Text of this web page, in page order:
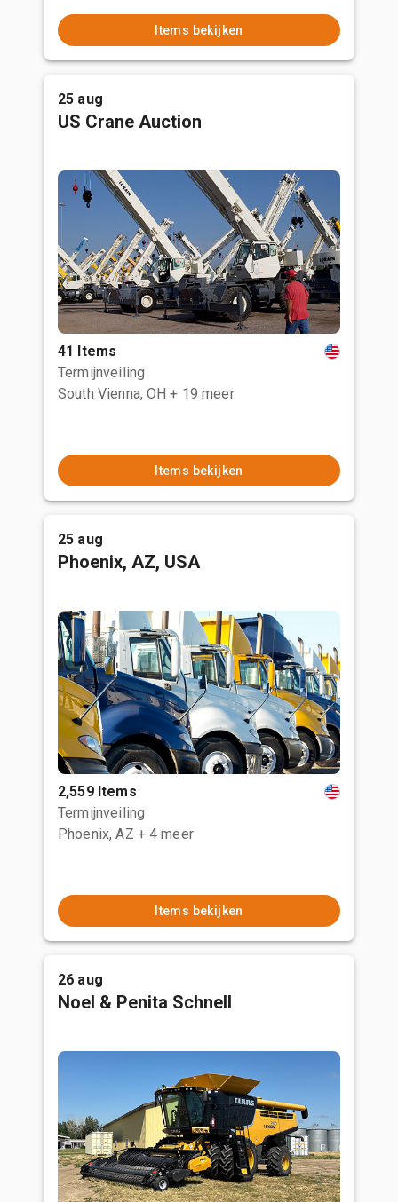
Items bekijken
25 aug
US Crane Auction
41 Items
Termijnveiling
South Vienna, OH + 19 meer
Items bekijken
25 aug
Phoenix, AZ, USA
2,559 Items
Termijnveiling
Phoenix, AZ + 4 meer
Items bekijken
26 aug
Noel & Penita Schnell